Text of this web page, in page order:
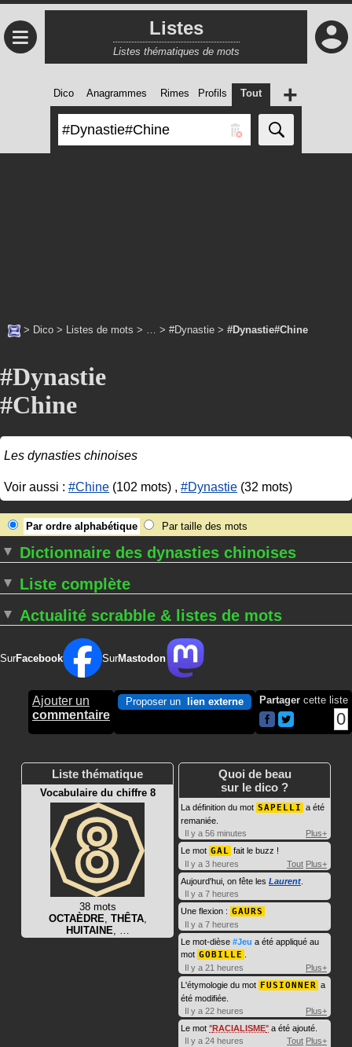
≡ Listes
Listes thématiques de mots
Dico Anagrammes Rimes Profils Tout +
> Dico > Listes de mots > … > #Dynastie > #Dynastie#Chine
#Dynastie
#Chine
Les dynasties chinoises
Voir aussi : #Chine (102 mots) , #Dynastie (32 mots)
Par ordre alphabétique Par taille des mots
Dictionnaire des dynasties chinoises
Liste complète
Actualité scrabble & listes de mots
SurFacebook SurMastodon
Ajouter un
commentaire
Proposer un lien externe Partager cette liste
0
Liste thématique
Vocabulaire du chiffre 8
38 mots
OCTAÈDRE, THÊTA,
HUITAINE, …
Quoi de beau
sur le dico ?
La définition du mot SAPELLI a été
remaniée.
Il y a 56 minutes
Plus+
Le mot GAL fait le buzz !
Il y a 3 heures
Tout Plus+
Aujourd'hui, on fête les Laurent
Il y a 7 heures
Une flexion : GAURS
Il y a 7 heures
Le mot-dièse #Jeu a été appliqué au
mot GOBILLE
Il y a 21 heures
Plus+
L'étymologie du mot FUSIONNER a
été modifiée.
Il y a 22 heures
Plus+
Le mot
RACIALISME a été ajouté.
Il y a 24 heures
Tout Plus+